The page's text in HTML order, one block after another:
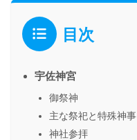
目次
宇佐神宮
御祭神
主な祭祀と特殊神事
神社参拝